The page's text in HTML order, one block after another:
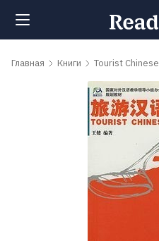
Поиск
Главная Книги Tourist Chinese